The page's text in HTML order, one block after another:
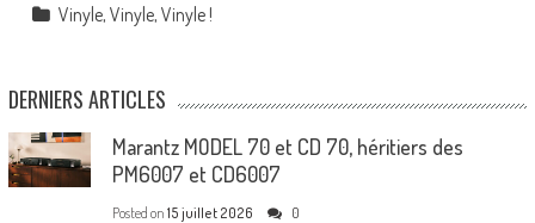
Vinyle, Vinyle, Vinyle !
DERNIERS ARTICLES
Marantz MODEL 70 et CD 70, héritiers des
PM6007 et CD6007
Posted on 15 juillet 2026 0